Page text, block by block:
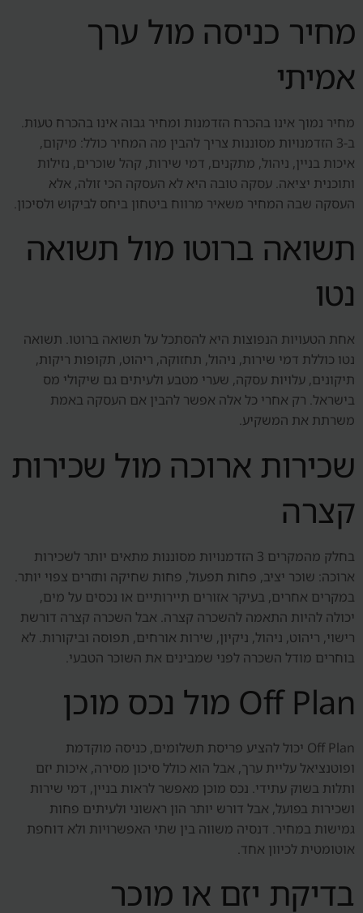
מחיר כניסה מול ערך
אמיתי
מחיר נמוך אינו בהכרח הזדמנות ומחיר גבוה אינו בהכרח טעות.
ב-3 הזדמנויות מסוננות צריך להבין מה המחיר כולל: מיקום,
איכות בניין, ניהול, מתקנים, דמי שירות, קהל שוכרים, נזילות
ותוכנית יציאה. עסקה טובה היא לא העסקה הכי זולה, אלא
העסקה שבה המחיר משאיר מרווח ביטחון ביחס לביקוש ולסיכון.
תשואה ברוטו מול תשואה
נטו
אחת הטעויות הנפוצות היא להסתכל על תשואה ברוטו. תשואה
נטו כוללת דמי שירות, ניהול, תחזוקה, ריהוט, תקופות ריקות,
תיקונים, עלויות עסקה, שערי מטבע ולעיתים גם שיקולי מס
בישראל. רק אחרי כל אלה אפשר להבין אם העסקה באמת
משרתת את המשקיע.
שכירות ארוכה מול שכירות
קצרה
בחלק מהמקרים 3 הזדמנויות מסוננות מתאים יותר לשכירות
ארוכה: שוכר יציב, פחות תפעול, פחות שחיקה ותזרים צפוי יותר.
במקרים אחרים, בעיקר אזורים תיירותיים או נכסים על מים,
יכולה להיות התאמה להשכרה קצרה. אבל השכרה קצרה דורשת
רישוי, ריהוט, ניהול, ניקיון, שירות אורחים, תפוסה וביקורות. לא
בוחרים מודל השכרה לפני שמבינים את השוכר הטבעי.
Off Plan מול נכס מוכן
Off Plan יכול להציע פריסת תשלומים, כניסה מוקדמת
ופוטנציאל עליית ערך, אבל הוא כולל סיכון מסירה, איכות יזם
ותלות בשוק עתידי. נכס מוכן מאפשר לראות בניין, דמי שירות
ושכירות בפועל, אבל דורש יותר הון ראשוני ולעיתים פחות
גמישות במחיר. דנסיה משווה בין שתי האפשרויות ולא דוחפת
אוטומטית לכיוון אחד.
בדיקת יזם או מוכר